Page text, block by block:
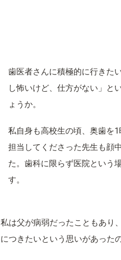
歯医者さんに積極的に行きた
し怖いけど、仕方がない」と
ょうか。
私自身も高校生の頃、奥歯を
担当してくださった先生も顔
た。歯科に限らず医院という
す。
私は父が病弱だったこともあり
につきたいという思いがあった